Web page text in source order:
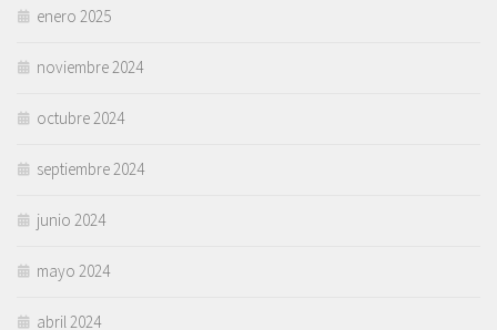
enero 2025
noviembre 2024
octubre 2024
septiembre 2024
junio 2024
mayo 2024
abril 2024